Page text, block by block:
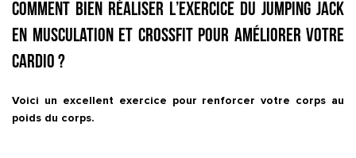
Comment bien réaliser l’exercice du Jumping Jack
en musculation et CrossFit pour améliorer votre
cardio ?
Voici un excellent exercice pour renforcer votre corps au
poids du corps.